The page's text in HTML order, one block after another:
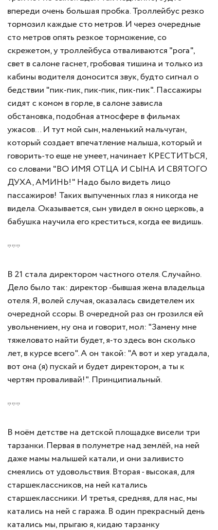
впереди очень большая пробка. Троллейбус резко
тормозил каждые сто метров. И через очередные
сто метров опять резкое торможение, со
скрежетом, у троллейбуса отваливаются "рога",
свет в салоне гаснет, гробовая тишина и только из
кабины водителя доносится звук, будто сигнал о
бедствии "пик-пик, пик-пик, пик-пик". Пассажиры
сидят с комом в горле, в салоне зависла
обстановка, подобная атмосфере в фильмах
ужасов... И тут мой сын, маленький мальчуган,
который создает впечатление малыша, который и
говорить-то еще не умеет, начинает КРЕСТИТЬСЯ,
со словами "ВО ИМЯ ОТЦА И СЫНА И СВЯТОГО
ДУХА, АМИНЬ!" Надо было видеть лицо
пассажиров! Таких выпученных глаз я никогда не
видела. Оказывается, сын увидел в окно церковь, а
бабушка научила его креститься, когда ее видишь.
***
В 21 стала директором частного отеля. Случайно.
Дело было так: директор -бывшая жена владельца
отеля. Я, волей случая, оказалась свидетелем их
очередной ссоры. В очередной раз он грозился ей
увольнением, ну она и говорит, мол: "Замену мне
тяжеловато найти будет, я-то здесь вон сколько
лет, в курсе всего". А он такой: "А вот и хер угадала,
вот она (я) пускай и будет директором, а ты к
чертям проваливай!". Принципиальный.
***
В моём детстве на детской площадке висели три
тарзанки. Первая в полуметре над землёй, на ней
даже мамы малышей катали, и они заливисто
смеялись от удовольствия. Вторая - высокая, для
старшеклассников, на ней катались
старшеклассники. И третья, средняя, для нас, мы
катались на ней с гаража. В один прекрасный день
катались мы, прыгаю я, кидаю тарзанку